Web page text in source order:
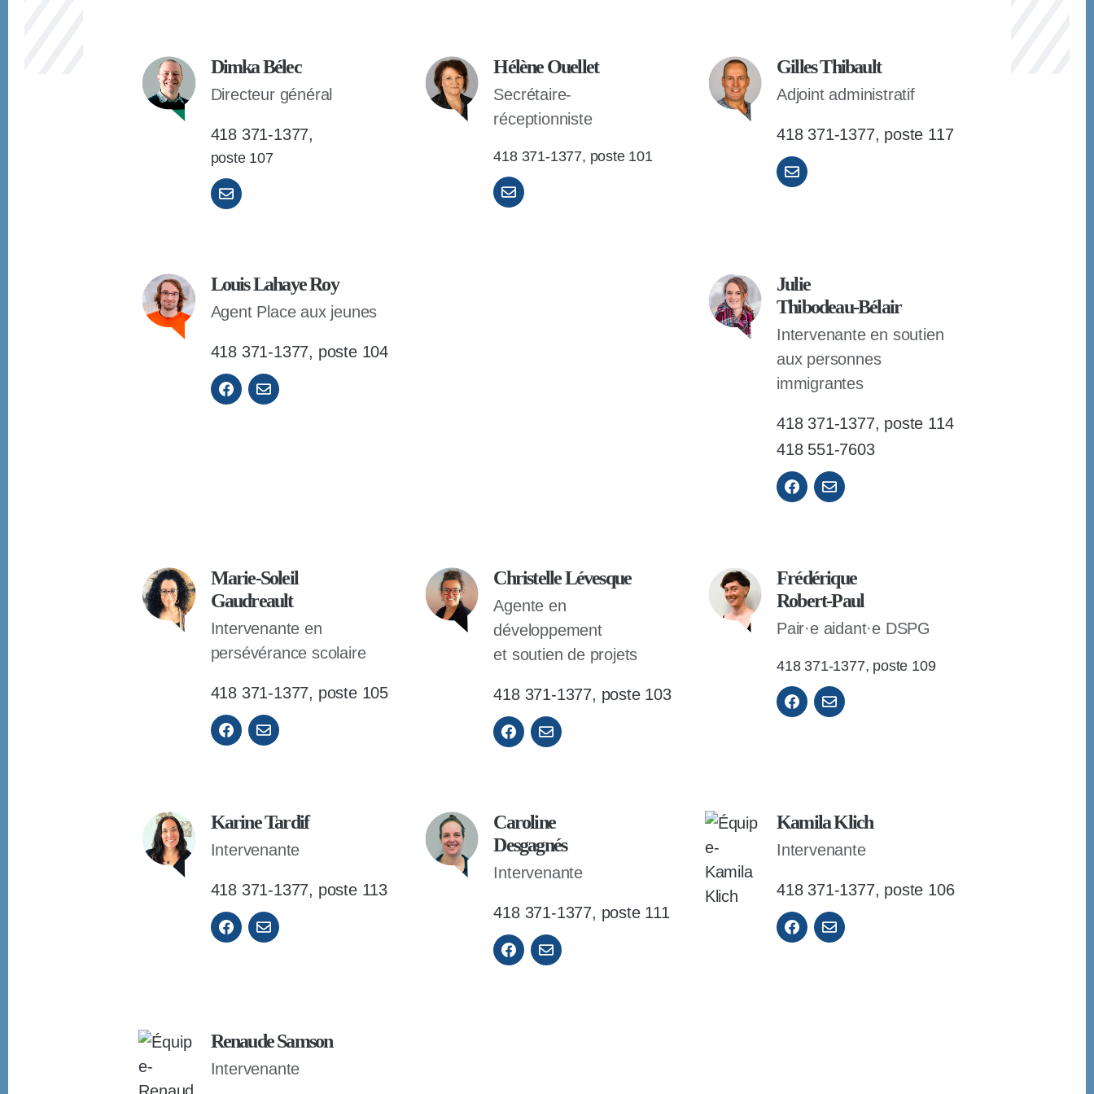
Dimka Bélec
Directeur général
418 371-1377,
poste 107
Hélène Ouellet
Secrétaire-
réceptionniste
418 371-1377, poste 101
Gilles Thibault
Adjoint administratif
418 371-1377, poste 117
Louis Lahaye Roy
Agent Place aux jeunes
418 371-1377, poste 104
Julie
Thibodeau-Bélair
Intervenante en soutien
aux personnes
immigrantes
418 371-1377, poste 114
418 551-7603
Marie-Soleil
Gaudreault
Intervenante en
persévérance scolaire
418 371-1377, poste 105
Christelle Lévesque
Agente en
développement
et soutien de projets
418 371-1377, poste 103
Frédérique
Robert-Paul
Pair·e aidant·e DSPG
418 371-1377, poste 109
Karine Tardif
Intervenante
418 371-1377, poste 113
Caroline
Desgagnés
Intervenante
418 371-1377, poste 111
Kamila Klich
Intervenante
418 371-1377, poste 106
Renaude Samson
Intervenante